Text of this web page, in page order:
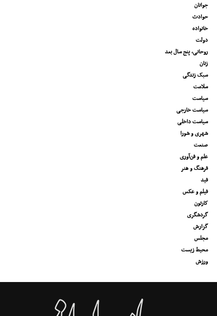
جوانان
حوادث
خانواده
دولت
روحانی، پنج سال بعد
زنان
سبک زندگی
سلامت
سیاست
سیاست خارجی
سیاست داخلی
شهری و شورا
صنعت
علم و فن‌آوری
فرهنگ و هنر
فید
فیلم و عکس
کارتون
گردشگری
گزارش
مجلس
محیط زیست
ورزش